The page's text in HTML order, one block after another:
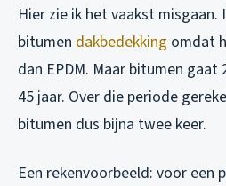
Hier zie ik het vaakst
bitumen dakbedekking omdat
dan EPDM. Maar bitumen gaat
45 jaar. Over die periode
bitumen dus bijna twee keer.
Een rekenvoorbeeld: voor een